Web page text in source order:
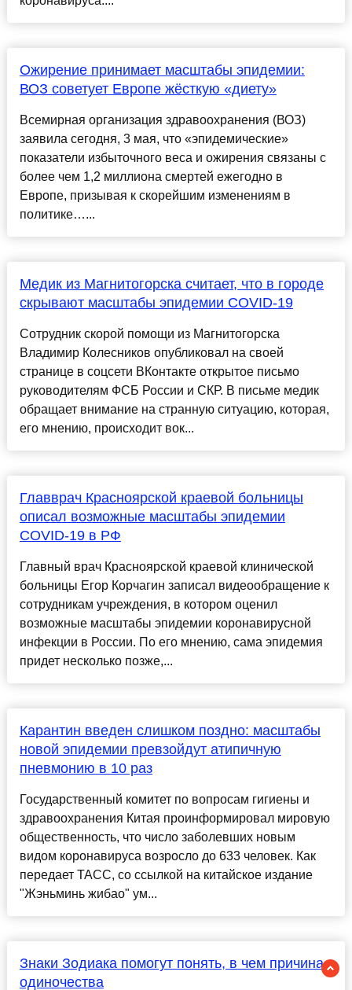
Ожирение принимает масштабы эпидемии:
ВОЗ советует Европе жëсткую «диету»
Всемирная организация здравоохранения (ВОЗ)
заявила сегодня, 3 мая, что «эпидемические»
показатели избыточного веса и ожирения связаны с
более чем 1,2 миллиона смертей ежегодно в
Европе, призывая к скорейшим изменениям в
политике…...
Медик из Магнитогорска считает, что в городе
скрывают масштабы эпидемии COVID-19
Сотрудник скорой помощи из Магнитогорска
Владимир Колесников опубликовал на своей
странице в соцсети ВКонтакте открытое письмо
руководителям ФСБ России и СКР. В письме медик
обращает внимание на странную ситуацию, которая,
его мнению, происходит вок...
Главврач Красноярской краевой больницы
описал возможные масштабы эпидемии
COVID-19 в РФ
Главный врач Красноярской краевой клинической
больницы Егор Корчагин записал видеообращение к
сотрудникам учреждения, в котором оценил
возможные масштабы эпидемии коронавирусной
инфекции в России. По его мнению, сама эпидемия
придет несколько позже,...
Карантин введен слишком поздно: масштабы
новой эпидемии превзойдут атипичную
пневмонию в 10 раз
Государственный комитет по вопросам гигиены и
здравоохранения Китая проинформировал мировую
общественность, что число заболевших новым
видом коронавируса возросло до 633 человек. Как
передает ТАСС, со ссылкой на китайское издание
"Жэньминь жибао" ум...
Знаки Зодиака помогут понять, в чем причина
одиночества